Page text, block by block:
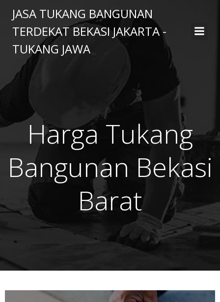
to
content
JASA TUKANG BANGUNAN
TERDEKAT BEKASI JAKARTA -
TUKANG JAWA
Harga Tukang
Bangunan Bekasi
Barat